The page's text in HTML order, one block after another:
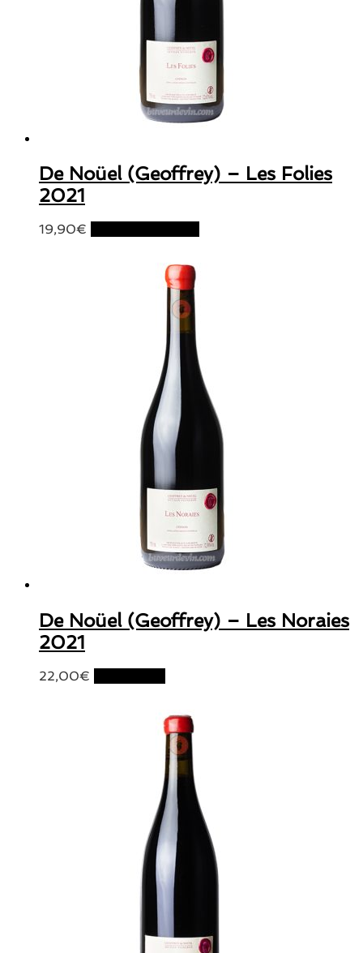
De Noüel (Geoffrey) – Les Folies
2021
19,90€
De Noüel (Geoffrey) – Les Noraies
2021
22,00€